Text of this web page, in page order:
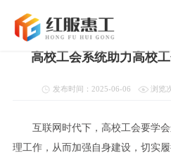
党 建 功 能
首页>新闻资讯>高校智慧工会
高校工会系统助力高校
发布时间：2025-06-06 浏览
互联网时代下，高校工会要学
理工作，从而加强自身建设，切实履